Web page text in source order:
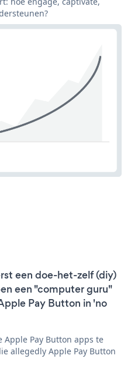
een doe-het-zelf (diy)
een "computer guru"
Pay Button in 'no
Pay Button apps te
allegedly Apple Pay Button